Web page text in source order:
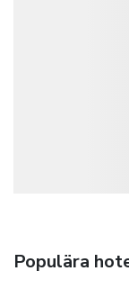
Populära